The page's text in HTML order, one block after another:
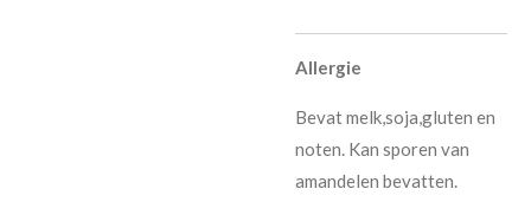
Allergie
Bevat melk,soja,gluten en
noten. Kan sporen van
amandelen bevatten.